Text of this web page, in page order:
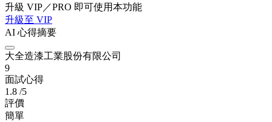
升級 VIP／PRO 即可使用本功能
升級至 VIP
AI 心得摘要
大全造漆工業股份有限公司
9
面試心得
1.8 /5
評價
簡單